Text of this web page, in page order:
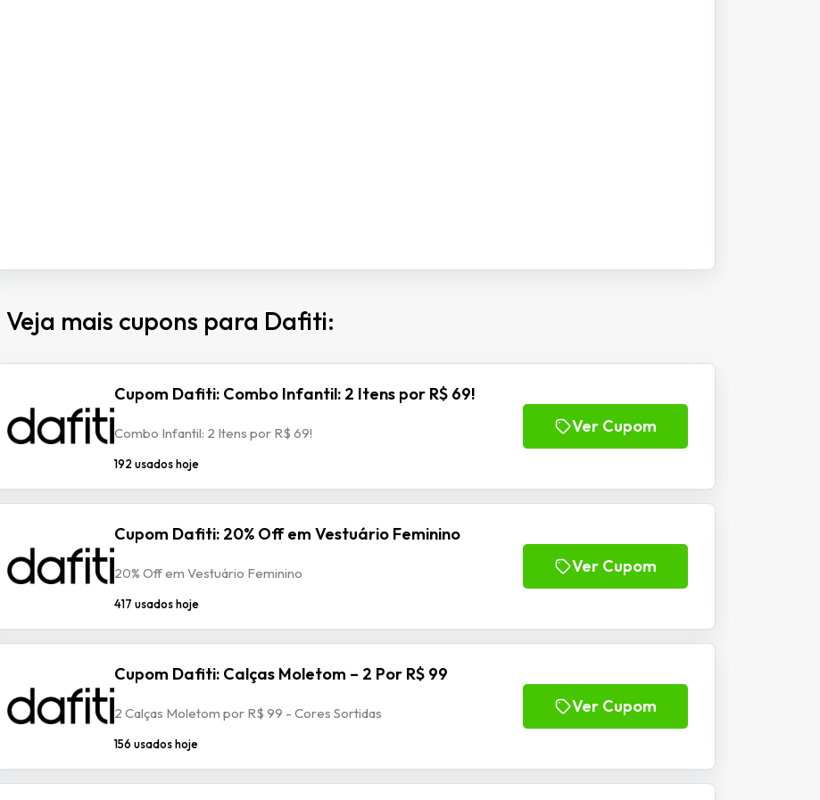
Veja mais cupons para Dafiti:
Cupom Dafiti: Combo Infantil: 2 Itens por R$ 69!
Combo Infantil: 2 Itens por R$ 69!
192 usados hoje
Ver Cupom
Cupom Dafiti: 20% Off em Vestuário Feminino
20% Off em Vestuário Feminino
417 usados hoje
Ver Cupom
Cupom Dafiti: Calças Moletom – 2 Por R$ 99
2 Calças Moletom por R$ 99 - Cores Sortidas
156 usados hoje
Ver Cupom